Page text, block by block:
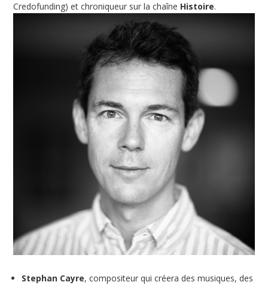
Credofunding) et chroniqueur sur la chaîne Histoire.
Stephan Cayre, compositeur qui créera des musiques, des